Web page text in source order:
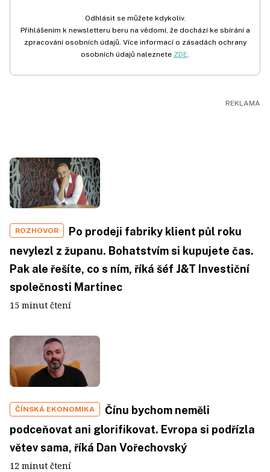
Odhlásit se můžete kdykoliv.
Přihlášením k newsletteru beru na vědomí, že dochází ke sbírání a
zpracování osobních údajů. Více informací o zásadách ochrany
osobních údajů naleznete ZDE.
ROZHOVOR
Po prodeji fabriky klient půl roku
nevylezl z županu. Bohatstvím si kupujete čas.
Pak ale řešíte, co s ním, říká šéf J&T Investiční
společnosti Martinec
15 minut čtení
ČÍNSKÁ EKONOMIKA
Čínu bychom neměli
podceňovat ani glorifikovat. Evropa si podřízla
větev sama, říká Dan Vořechovský
12 minut čtení